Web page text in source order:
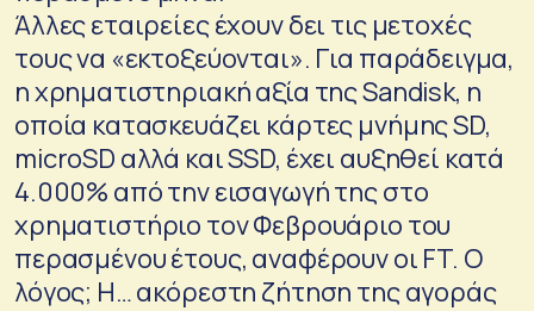
Άλλες εταιρείες έχουν δει τις μετοχές
τους να «εκτοξεύονται». Για παράδειγμα,
η χρηματιστηριακή αξία της Sandisk, η
οποία κατασκευάζει κάρτες μνήμης SD,
microSD αλλά και SSD, έχει αυξηθεί κατά
4.000% από την εισαγωγή της στο
χρηματιστήριο τον Φεβρουάριο του
περασμένου έτους, αναφέρουν οι FT. Ο
λόγος; Η… ακόρεστη ζήτηση της αγοράς